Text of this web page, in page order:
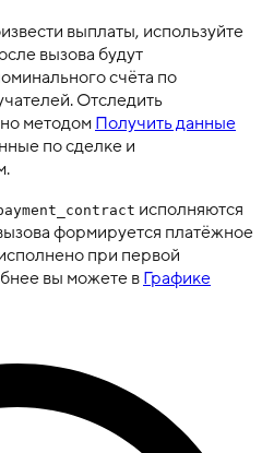
выплаты, используйте
вызова будут
счёта по
Отследить
методомПолучить данные
по сделке и
исполняются
формируется платёжное
при первой
вы можете вГрафике